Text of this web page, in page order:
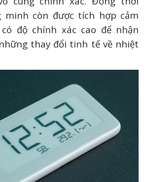
minh còn được tích hợp cảm
độ chính xác cao để nhận
thay đổi tinh tế về nhiệt